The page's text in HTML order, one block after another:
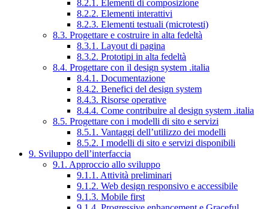
8.2.1. Elementi di composizione
8.2.2. Elementi interattivi
8.2.3. Elementi testuali (microtesti)
8.3. Progettare e costruire in alta fedeltà
8.3.1. Layout di pagina
8.3.2. Prototipi in alta fedeltà
8.4. Progettare con il design system .italia
8.4.1. Documentazione
8.4.2. Benefici del design system
8.4.3. Risorse operative
8.4.4. Come contribuire al design system .italia
8.5. Progettare con i modelli di sito e servizi
8.5.1. Vantaggi dell’utilizzo dei modelli
8.5.2. I modelli di sito e servizi disponibili
9. Sviluppo dell’interfaccia
9.1. Approccio allo sviluppo
9.1.1. Attività preliminari
9.1.2. Web design responsivo e accessibile
9.1.3. Mobile first